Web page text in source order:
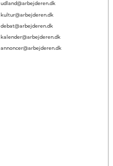
udland@arbejderen.dk
kultur@arbejderen.dk
debat@arbejderen.dk
kalender@arbejderen.dk
annoncer@arbejderen.dk